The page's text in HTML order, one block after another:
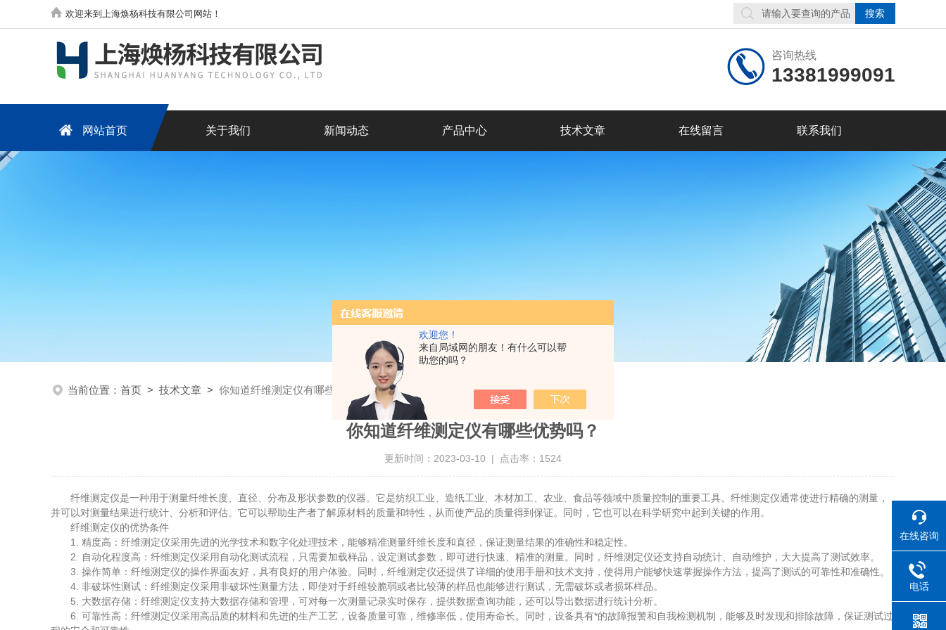
欢迎您！
来自局域网的朋友！有什么可以帮
助您的吗？
欢迎来到上海焕杨科技有限公司网站！
咨询热线
13381999091
网站首页 关于我们 新闻动态 产品中心 技术文章 在线留言 联系我们
当前位置： 首页 > 技术文章 > 你知道纤维测定仪有哪些优势吗？
你知道纤维测定仪有哪些优势吗？
更新时间：2023-03-10 | 点击率：1524
纤维测定仪是一种用于测量纤维长度、直径、分布及形状参数的仪器。它是纺织工业、造纸工业、木材加工、农业、食品等领域中质量控制的重要工具。纤维测定仪通常使进行精确的测量，
并可以对测量结果进行统计、分析和评估。它可以帮助生产者了解原材料的质量和特性，从而使产品的质量得到保证。同时，它也可以在科学研究中起到关键的作用。
纤维测定仪的优势条件
1. 精度高：纤维测定仪采用先进的光学技术和数字化处理技术，能够精准测量纤维长度和直径，保证测量结果的准确性和稳定性。
2. 自动化程度高：纤维测定仪采用自动化测试流程，只需要加载样品，设定测试参数，即可进行快速、精准的测量。同时，纤维测定仪还支持自动统计、自动维护，大大提高了测试效率。
3. 操作简单：纤维测定仪的操作界面友好，具有良好的用户体验。同时，纤维测定仪还提供了详细的使用手册和技术支持，使得用户能够快速掌握操作方法，提高了测试的可靠性和准确性。
4. 非破坏性测试：纤维测定仪采用非破坏性测量方法，即使对于纤维较脆弱或者比较薄的样品也能够进行测试，无需破坏或者损坏样品。
5. 大数据存储：纤维测定仪支持大数据存储和管理，可对每一次测量记录实时保存，提供数据查询功能，还可以导出数据进行统计分析。
6. 可靠性高：纤维测定仪采用高品质的材料和先进的生产工艺，设备质量可靠，维修率低，使用寿命长。同时，设备具有*的故障报警和自我检测机制，能够及时发现和排除故障，保证测试过
在线咨询
电话